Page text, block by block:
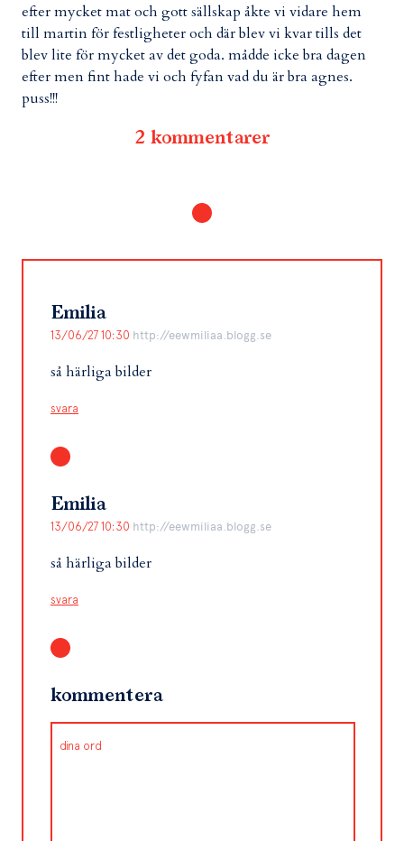
efter mycket mat och gott sällskap åkte vi vidare hem
till martin för festligheter och där blev vi kvar tills det
blev lite för mycket av det goda. mådde icke bra dagen
efter men fint hade vi och fyfan vad du är bra agnes.
puss!!!
2 kommentarer
Emilia
13/06/27 10:30 http://eewmiliaa.blogg.se
så härliga bilder
svara
Emilia
13/06/27 10:30 http://eewmiliaa.blogg.se
så härliga bilder
svara
kommentera